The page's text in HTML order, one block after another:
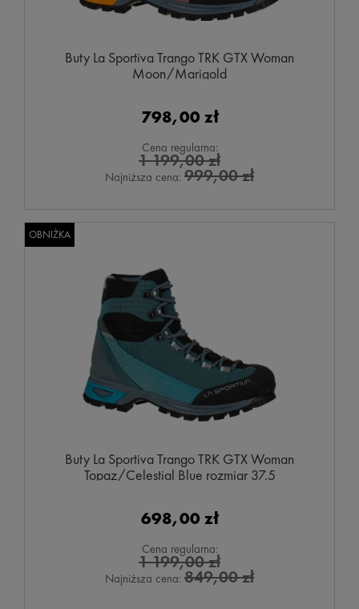
Buty La Sportiva Trango TRK GTX Woman
Moon/Marigold
798,00 zł
Cena regularna:
1 199,00 zł
Najniższa cena: 999,00 zł
Buty La Sportiva Trango TRK GTX Woman
Topaz/Celestial Blue rozmiar 37.5
698,00 zł
Cena regularna:
1 199,00 zł
Najniższa cena: 849,00 zł
OBNIŻKA